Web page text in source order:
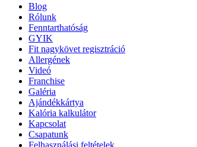
Blog
Rólunk
Fenntarthatóság
GYIK
Fit nagykövet regisztráció
Allergének
Videó
Franchise
Galéria
Ajándékkártya
Kalória kalkulátor
Kapcsolat
Csapatunk
Felhasználási feltételek